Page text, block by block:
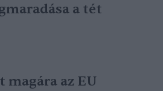
a tét
az EU